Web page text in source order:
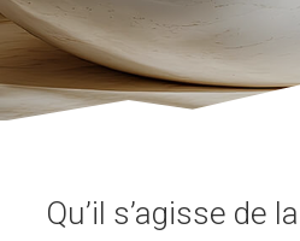
Qu’il s’agisse de